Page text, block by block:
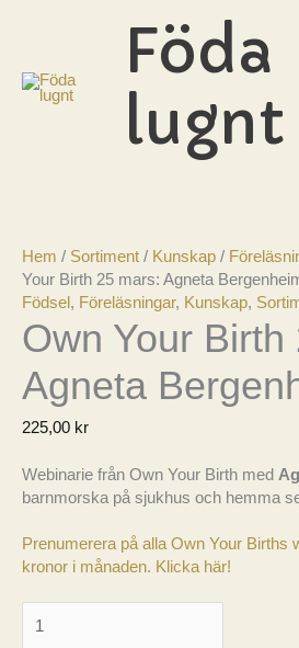
Föda
lugnt
Hem / Sortiment / Kunskap /
Your Birth 25 mars: Agneta
Födsel , Föreläsningar, Kunskap,
Own Your Birth
Agneta
225,00 kr
Webinarie från Own Your Birth med
barnmorska på sjukhus och hemma
Prenumerera på alla Own Your Births
kronor i månaden. Klicka här!
Your